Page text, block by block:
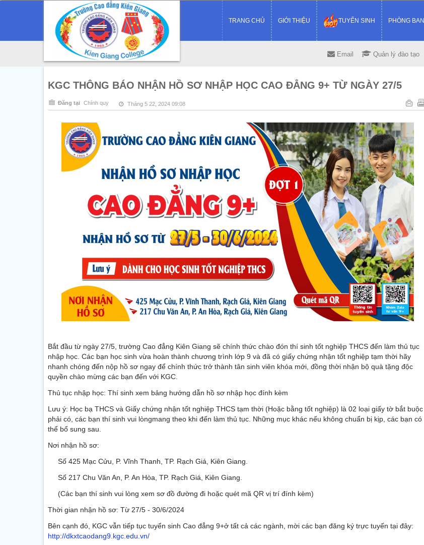
TRANG CHỦ GIỚI THIỆU TUYỂN SINH PHÒNG BAN
Email Quản lý đào tạo
KGC THÔNG BÁO NHẬN HỒ SƠ NHẬP HỌC CAO ĐẲNG 9+ TỪ NGÀY 27/5
Đăng tại Chính quy Tháng 5 22, 2024 09:08
Bắt đầu từ ngày 27/5, trường Cao đẳng Kiên Giang sẽ chính thức chào đón thí sinh tốt nghiệp THCS đến làm thủ tục
nhập học. Các bạn học sinh vừa hoàn thành chương trình lớp 9 và đã có giấy chứng nhận tốt nghiệp tạm thời hãy
nhanh chóng đến nộp hồ sơ ngay để chính thức trở thành tân sinh viên khóa mới, đồng thời nhận bộ quà tặng độc
quyền chào mừng các bạn đến với KGC.
Thủ tục nhập học: Thí sinh xem bảng hướng dẫn hồ sơ nhập học đính kèm
Lưu ý: Học bạ THCS và Giấy chứng nhận tốt nghiệp THCS tạm thời (Hoặc bằng tốt nghiệp) là 02 loại giấy tờ bắt buộc
phải có, các bạn thí sinh vui lòngmang theo khi đến làm thủ tục. Những mục khác nếu không chuẩn bị kịp, các bạn có
thể bổ sung sau.
Nơi nhận hồ sơ:
Số 425 Mạc Cửu, P. Vĩnh Thanh, TP. Rạch Giá, Kiên Giang.
Số 217 Chu Văn An, P. An Hòa, TP. Rạch Giá, Kiên Giang.
(Các bạn thí sinh vui lòng xem sơ đồ đường đi hoặc quét mã QR vị trí đính kèm)
Thời gian nhận hồ sơ: Từ 27/5 - 30/6/2024
Bên cạnh đó, KGC vẫn tiếp tục tuyển sinh Cao đẳng 9+ở tất cả các ngành, mời các bạn đăng ký trực tuyến tại đây:
http://dkxtcaodang9.kgc.edu.vn/